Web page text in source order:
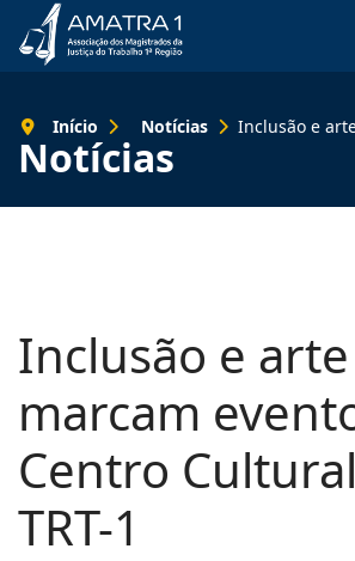
Notícias
Início Notícias Inclusão e arte marcam evento no Centro Cultural do
Inclusão e arte
marcam
Centro
TRT-1